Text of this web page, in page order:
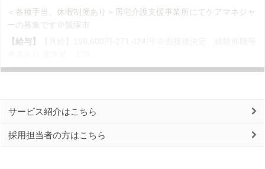
＜各種手当、休暇制度あり＞居宅介護支援事業所にてケアマネジャ
ーの募集です＠飯塚市
【給与】
サービス紹介はこちら
採用担当者の方はこちら